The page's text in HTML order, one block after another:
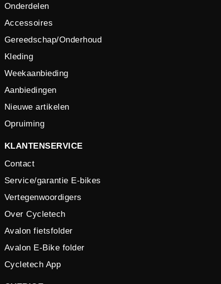
Onderdelen
Accessoires
Gereedschap/Onderhoud
Kleding
Weekaanbieding
Aanbiedingen
Nieuwe artikelen
Opruiming
KLANTENSERVICE
Contact
Service/garantie E-bikes
Vertegenwoordigers
Over Cycletech
Avalon fietsfolder
Avalon E-Bike folder
Cycletech App